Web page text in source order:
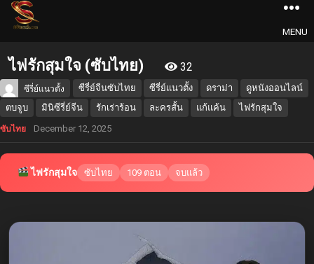
MENU
ไฟรักสุมใจ (ซับไทย) 32
ซีรี่ย์แนวตั้ง ซีรี่ย์จีนซับไทย ซีรี่ย์แนวตั้ง ดราม่า
ดูหนังออนไลน์
ตบจูบ
มินิซีรี่ย์จีน รักเร่าร้อน ละครสั้น แก้แค้น ไฟรักสุมใจ
ซับไทย December 12, 2025
ไฟรักสุมใจ ซับไทย 109 ตอน จบแล้ว